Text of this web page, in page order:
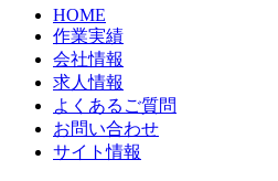
HOME
作業実績
会社情報
求人情報
よくあるご質問
お問い合わせ
サイト情報